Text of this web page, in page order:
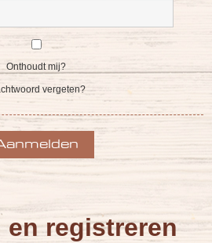
Onthoudt mij?
vergeten?
en registreren